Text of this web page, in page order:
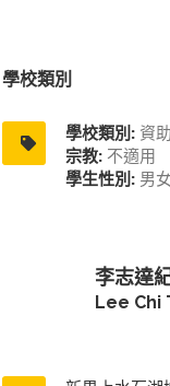
學校類別
學校類別: 資
宗教: 不適用
學生性別: 男女
李志達
Lee Chi